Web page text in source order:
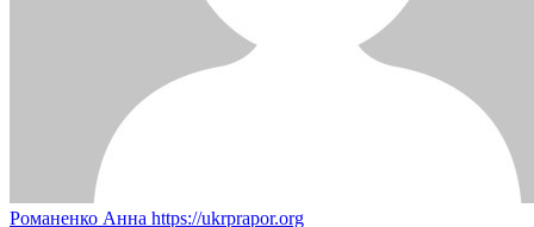
Романенко Анна https://ukrprapor.org